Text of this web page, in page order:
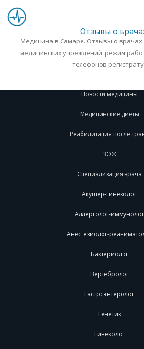
Отзывы о
Медицина в Самаре. Отзывы о врачах
медицинских учреждений, режим
телефонов
Новости медицины
Медицинские диеты
Реабилитация после
ЗОЖ
Специализация врача
Акушер-гинеколог
Аллерголог-иммунолог
Анестезиолог-
Бактериолог
Вертебролог
Гастроэнтеролог
Генетик
Гинеколог